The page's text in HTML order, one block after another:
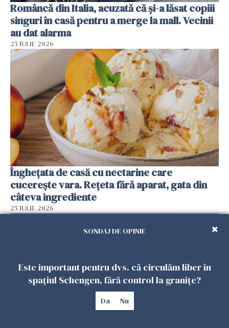
Româncă din Italia, acuzată că și-a lăsat copiii
singuri în casă pentru a merge la mall. Vecinii
au dat alarma
25 IULIE 2026
Înghețata de casă cu nectarine care
cucerește vara. Rețeta fără aparat, gata din
câteva ingrediente
25 IULIE 2026
SONDAJ DE OPINIE
Este important pentru dvs. că circulăm liber în
spațiul Schengen, fără control la granițe?
Da Nu